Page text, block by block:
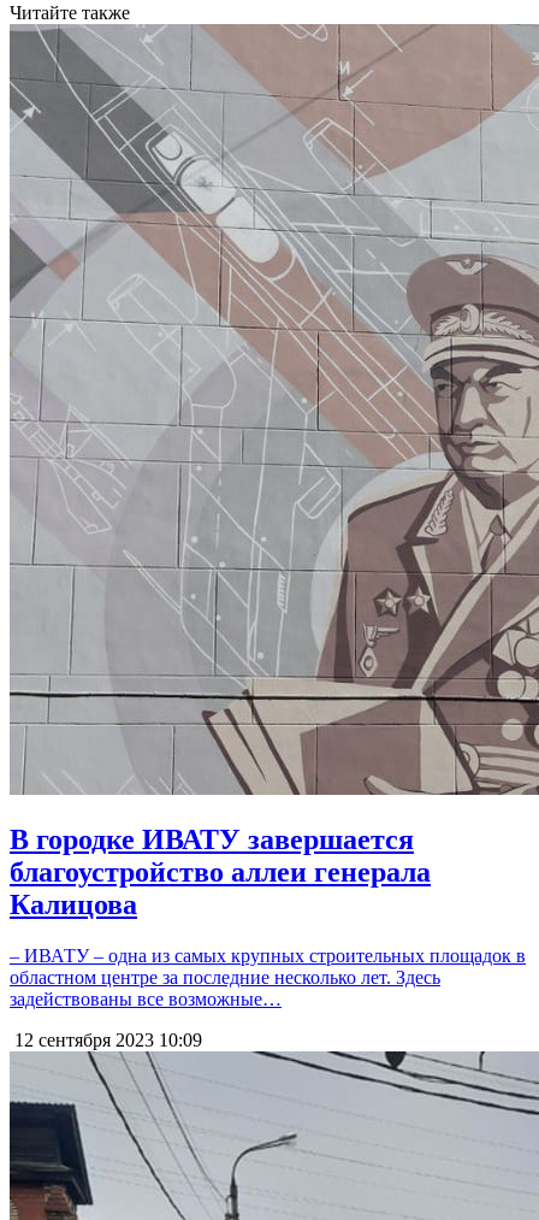
Читайте также
В городке ИВАТУ завершается
благоустройство аллеи генерала
Калицова
– ИВАТУ – одна из самых крупных строительных площадок в
областном центре за последние несколько лет. Здесь
задействованы все возможные…
12 сентября 2023 10:09